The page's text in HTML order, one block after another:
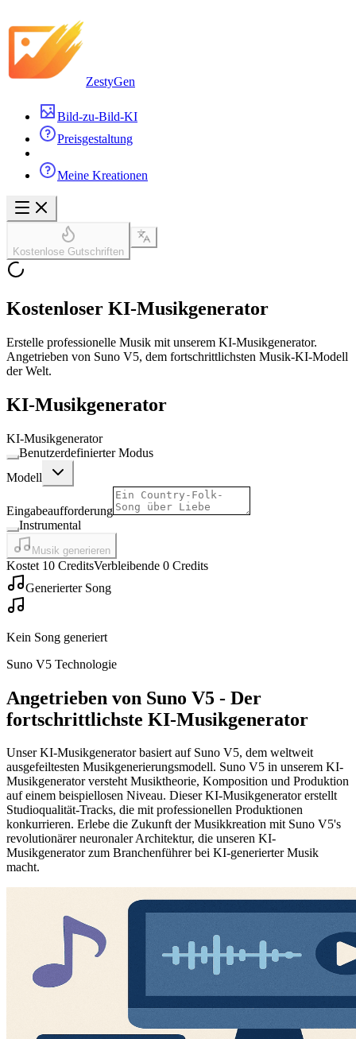
ZestyGen
Bild-zu-Bild-KI
Preisgestaltung
Meine Kreationen
Kostenlose Gutschriften
Kostenloser KI-Musikgenerator
Erstelle professionelle Musik mit unserem KI-Musikgenerator.
Angetrieben von Suno V5, dem fortschrittlichsten Musik-KI-Modell
der Welt.
KI-Musikgenerator
KI-Musikgenerator
Benutzerdefinierter Modus
Modell
Eingabeaufforderung
Instrumental
Musik generieren
Kostet 10 CreditsVerbleibende 0 Credits
Generierter Song
Kein Song generiert
Suno V5 Technologie
Angetrieben von Suno V5 - Der
fortschrittlichste KI-Musikgenerator
Unser KI-Musikgenerator basiert auf Suno V5, dem weltweit
ausgefeiltesten Musikgenerierungsmodell. Suno V5 in unserem KI-
Musikgenerator versteht Musiktheorie, Komposition und Produktion
auf einem beispiellosen Niveau. Dieser KI-Musikgenerator erstellt
Studioqualität-Tracks, die mit professionellen Produktionen
konkurrieren. Erlebe die Zukunft der Musikkreation mit Suno V5's
revolutionärer neuronaler Architektur, die unseren KI-
Musikgenerator zum Branchenführer bei KI-generierter Musik
macht.